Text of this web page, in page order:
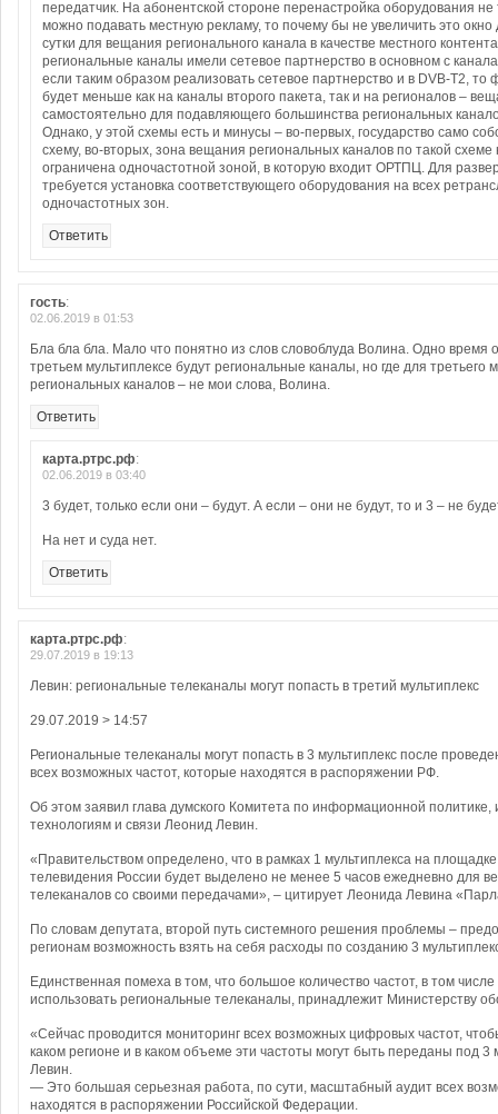
передатчик. На абонентской стороне перенастройка оборудования не
можно подавать местную рекламу, то почему бы не увеличить это окно
сутки для вещания регионального канала в качестве местного
региональные каналы имели сетевое партнерство в основном с
если таким образом реализовать сетевое партнерство и в DVB-T2, то
будет меньше как на каналы второго пакета, так и на регионалов –
самостоятельно для подавляющего большинства региональных
Однако, у этой схемы есть и минусы – во-первых, государство само
схему, во-вторых, зона вещания региональных каналов по такой
ограничена одночастотной зоной, в которую входит ОРТПЦ. Для
требуется установка соответствующего оборудования на всех
одночастотных зон.
Ответить
гость:
02.06.2019 в 01:53
Бла бла бла. Мало что понятно из слов словоблуда Волина. Одно время
третьем мультиплексе будут региональные каналы, но где для третьего
региональных каналов – не мои слова, Волина.
Ответить
карта.ртрс.рф:
02.06.2019 в 03:40
3 будет, только если они – будут. А если – они не будут, то и 3 – не
На нет и суда нет.
Ответить
карта.ртрс.рф:
29.07.2019 в 19:13
Левин: региональные телеканалы могут попасть в третий мультиплекс
29.07.2019 > 14:57
Региональные телеканалы могут попасть в 3 мультиплекс после
всех возможных частот, которые находятся в распоряжении РФ.
Об этом заявил глава думского Комитета по информационной
технологиям и связи Леонид Левин.
«Правительством определено, что в рамках 1 мультиплекса на
телевидения России будет выделено не менее 5 часов ежедневно для
телеканалов со своими передачами», – цитирует Леонида Левина
По словам депутата, второй путь системного решения проблемы –
регионам возможность взять на себя расходы по созданию 3
Единственная помеха в том, что большое количество частот, в том
использовать региональные телеканалы, принадлежит Министерству
«Сейчас проводится мониторинг всех возможных цифровых частот,
каком регионе и в каком объеме эти частоты могут быть переданы под 3
Левин.
— Это большая серьезная работа, по сути, масштабный аудит всех
находятся в распоряжении Российской Федерации.